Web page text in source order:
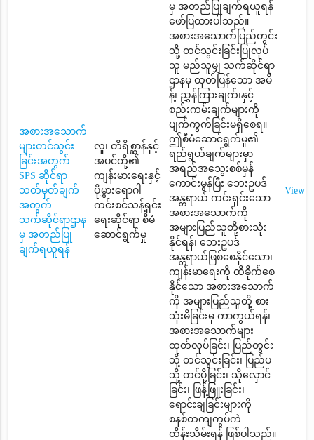
အစားအသောက်
များတင်သွင်း
ခြင်းအတွက်
SPS ဆိုင်ရာ
သတ်မှတ်ချက်
အတွက်
သက်ဆိုင်ရာဌာန
မှ အတည်ပြု
ချက်ရယူရန်
လူ၊ တိရိစ္ဆာန်နှင့်
အပင်တို့၏
ကျန်းမားရေးနှင့်
ပိုမွှားရောဂါ
ကင်းစင်သန့်ရှင်း
ရေးဆိုင်ရာ စီမံ
ဆောင်ရွက်မှု
မှ အတည်ပြုချက်ရယူရန်
ဖော်ပြထားပါသည်။
အစားအသောက်ပြည်တွင်း
သို့ တင်သွင်းခြင်းပြုလုပ်
သူ မည်သူမျှ သက်ဆိုင်ရာ
ဌာနမှ ထုတ်ပြန်သော အမိ
န့်၊ ညွှန်ကြားချက်၊နှင့်
စည်းကမ်းချက်များကို
ပျက်ကွက်ခြင်းမရှိစေရ။
ဤစီမံဆောင်ရွက်မှု၏
ရည်ရွယ်ချက်များမှာ
အရည်အသွေးစစ်မှန်
ကောင်းမွန်ပြီး ဘေးဥပဒ်
အန္တရာယ် ကင်းရှင်းသော
အစားအသောက်ကို
အများပြည်သူတို့စားသုံး
နိုင်ရန်၊ ဘေးဥပဒ်
အန္တရာယ်ဖြစ်စေနိုင်သော၊
ကျန်းမာရေးကို ထိခိုက်စေ
နိုင်သော အစားအသောက်
ကို အများပြည်သူတို့ စား
သုံးမိခြင်းမှ ကာကွယ်ရန်၊
အစားအသောက်များ
ထုတ်လုပ်ခြင်း၊ ပြည်တွင်း
သို့ တင်သွင်းခြင်း၊ ပြည်ပ
သို့ တင်ပို့ခြင်း၊ သိုလှောင်
ခြင်း၊ ဖြန့်ဖြူးခြင်း၊
ရောင်းချခြင်းများကို
စနစ်တကျကွပ်ကဲ
ထိန်းသိမ်းရန် ဖြစ်ပါသည်။
View